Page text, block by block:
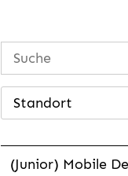
Standort
(Junior) Mobile